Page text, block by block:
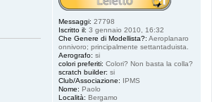
Messaggi: 27798
Iscritto il: 3 gennaio 2010, 16:32
Che Genere di Modellista?: Aeroplanaro
onnivoro; principalmente settantaduista.
Aerografo: si
colori preferiti: Colori? Non basta la colla?
scratch builder: si
Club/Associazione: IPMS
Nome: Paolo
Località: Bergamo